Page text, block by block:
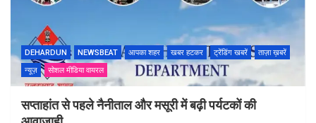
DEHARDUN NEWSBEAT आपका शहर खबर हटकर ट्रेंडिंग खबरें
ताज़ा ख़बरें
न्यूज़
सोशल मीडिया वायरल
सप्ताहांत से पहले नैनीताल और मसूरी में बढ़ी पर्यटकों की